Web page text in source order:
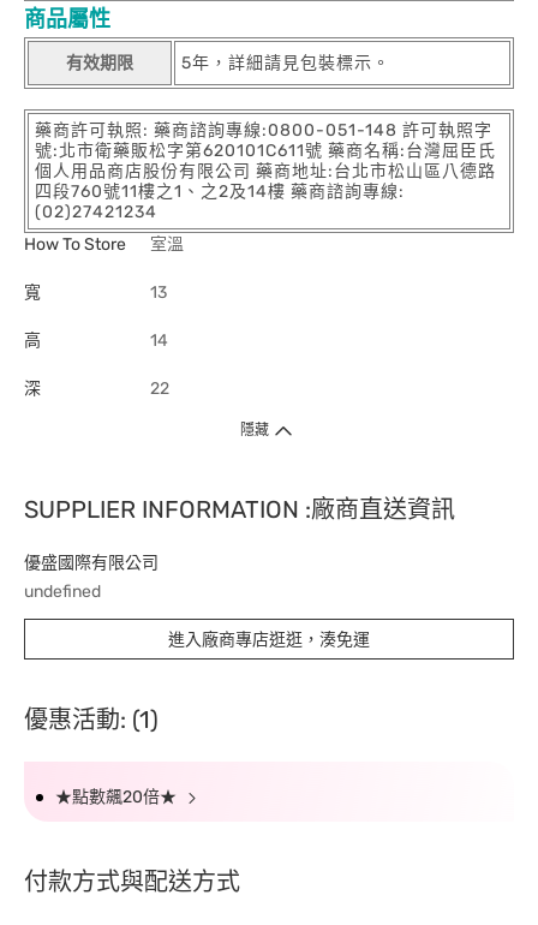
商品屬性
有效期限 5年，詳細請見包裝標示。
藥商許可執照: 藥商諮詢專線:0800-051-148 許可執照字
號:北市衛藥販松字第620101C611號 藥商名稱:台灣屈臣氏
個人用品商店股份有限公司 藥商地址:台北市松山區八德路
四段760號11樓之1、之2及14樓 藥商諮詢專線:
(02)27421234
How To Store
室溫
寬 13
高 14
深 22
隱藏
SUPPLIER INFORMATION :廠商直送資訊
優盛國際有限公司
undefined
進入廠商專店逛逛，湊免運
優惠活動: (1)
★點數飆20倍★
付款方式與配送方式